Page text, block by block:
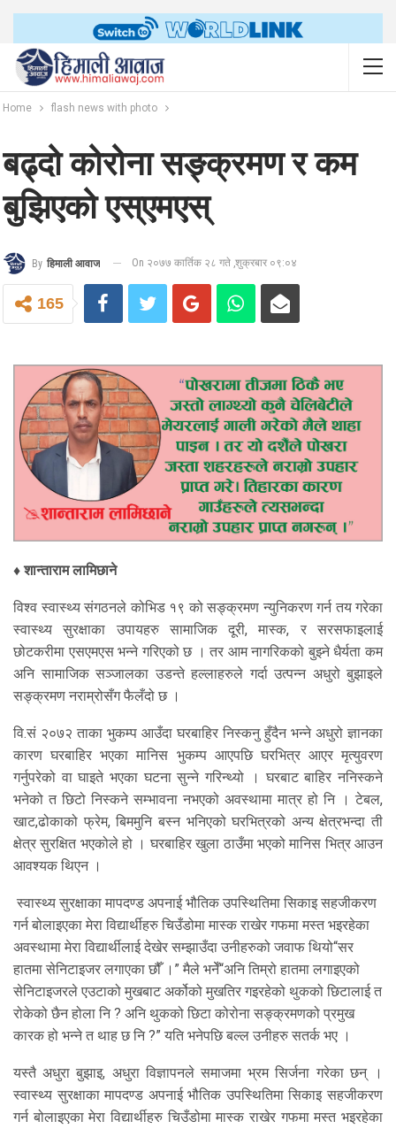
Home flash news with photo
बढ्दो कोरोना सङ्क्रमण र कम
बुझिएको एस्एमएस्
By हिमाली आवाज On २०७७ कार्तिक २८ गते ,शुक्रबार ०९:०४
165
♦ शान्ताराम लामिछाने
विश्व स्वास्थ्य संगठनले कोभिड १९ को सङ्क्रमण न्युनिकरण गर्न तय गरेका
स्वास्थ्य सुरक्षाका उपायहरु सामाजिक दूरी, मास्क, र सरसफाइलाई
छोटकरीमा एसएमएस भन्ने गरिएको छ । तर आम नागरिकको बुझ्ने धैर्यता कम
अनि सामाजिक सञ्जालका उडन्ते हल्लाहरुले गर्दा उत्पन्न अधुरो बुझाइले
सङ्क्रमण नराम्रोसँग फैलँदो छ ।
वि.सं २०७२ ताका भुकम्प आउँदा घरबाहिर निस्कनु हुँदैन भन्ने अधुरो ज्ञानका
कारण घरबाहिर भएका मानिस भुकम्प आएपछि घरभित्र आएर मृत्युवरण
गर्नुपरेको वा घाइते भएका घटना सुन्ने गरिन्थ्यो । घरबाट बाहिर ननिस्कने
भनेको त छिटो निस्कने सम्भावना नभएको अवस्थामा मात्र हो नि । टेबल,
खाट,ढोकाको फ्रेम, बिममुनि बस्न भनिएको घरभित्रको अन्य क्षेत्रभन्दा ती
क्षेत्र सुरक्षित भएकोले हो । घरबाहिर खुला ठाउँमा भएको मानिस भित्र आउन
आवश्यक थिएन ।
स्वास्थ्य सुरक्षाका मापदण्ड अपनाई भौतिक उपस्थितिमा सिकाइ सहजीकरण
गर्न बोलाइएका मेरा विद्यार्थीहरु चिउँडोमा मास्क राखेर गफमा मस्त भइरहेका
अवस्थामा मेरा विद्यार्थीलाई देखेर सम्झाउँदा उनीहरुको जवाफ थियो“सर
हातमा सेनिटाइजर लगाएका छौँ ।” मैले भनेँ“अनि तिम्रो हातमा लगाइएको
सेनिटाइजरले एउटाको मुखबाट अर्कोको मुखतिर गइरहेको थुकको छिटालाई त
रोकेको छैन होला नि ? अनि थुकको छिटा कोरोना सङ्क्रमणको प्रमुख
कारक हो भन्ने त थाह छ नि ?” यति भनेपछि बल्ल उनीहरु सतर्क भए ।
यस्तै अधुरा बुझाइ, अधुरा विज्ञापनले समाजमा भ्रम सिर्जना गरेका छन् ।
स्वास्थ्य सुरक्षाका मापदण्ड अपनाई भौतिक उपस्थितिमा सिकाइ सहजीकरण
गर्न बोलाइएका मेरा विद्यार्थीहरु चिउँडोमा मास्क राखेर गफमा मस्त भइरहेका